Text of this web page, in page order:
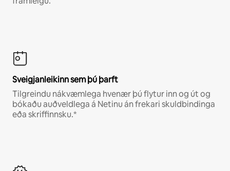
Sveigjanleikinn sem þú þarft
Tilgreindu nákvæmlega hvenær þú flytur inn og út og
bókaðu auðveldlega á Netinu án frekari skuldbindinga
eða skriffinnsku.*